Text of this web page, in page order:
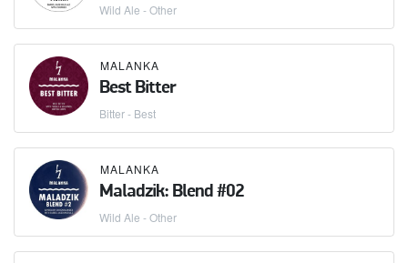
Wild Ale - Other
MALANKA
Best Bitter
Bitter - Best
MALANKA
Maladzik: Blend #02
Wild Ale - Other